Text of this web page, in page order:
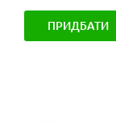
ПРИДБАТИ